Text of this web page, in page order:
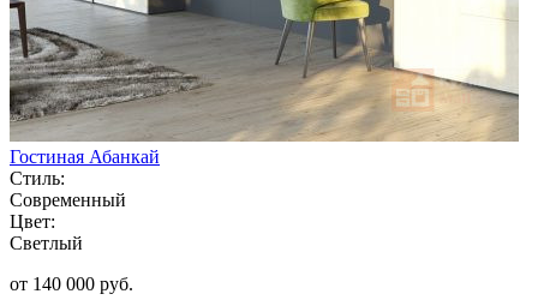
Гостиная Абанкай
Стиль:
Современный
Цвет:
Светлый
от 140 000 руб.